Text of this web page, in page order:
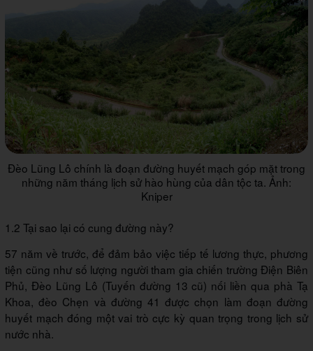
Đèo Lũng Lô chính là đoạn đường huyết mạch góp mặt trong
những năm tháng lịch sử hào hùng của dân tộc ta. Ảnh:
Kniper
1.2 Tại sao lại có cung đường này?
57 năm về trước, để đảm bảo việc tiếp tế lương thực, phương
tiện cũng như số lượng người tham gia chiến trường Điện Biên
Phủ, Đèo Lũng Lô (Tuyến đường 13 cũ) nối liền qua phà Tạ
Khoa, đèo Chẹn và đường 41 được chọn làm đoạn đường
huyết mạch đóng một vai trò cực kỳ quan trọng trong lịch sử
nước nhà.